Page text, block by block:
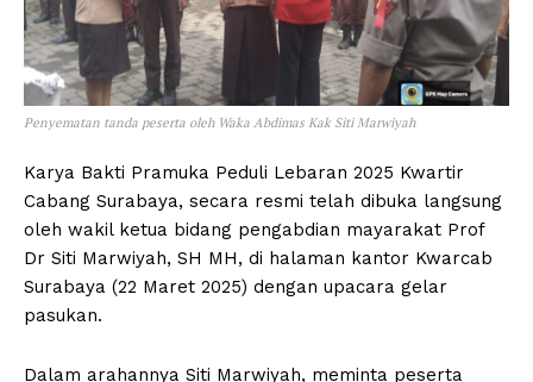
Penyematan tanda peserta oleh Waka Abdimas Kak Siti Marwiyah
Karya Bakti Pramuka Peduli Lebaran 2025 Kwartir
Cabang Surabaya, secara resmi telah dibuka langsung
oleh wakil ketua bidang pengabdian mayarakat Prof
Dr Siti Marwiyah, SH MH, di halaman kantor Kwarcab
Surabaya (22 Maret 2025) dengan upacara gelar
pasukan.
Dalam arahannya Siti Marwiyah, meminta peserta